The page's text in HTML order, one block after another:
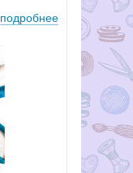
подробнее